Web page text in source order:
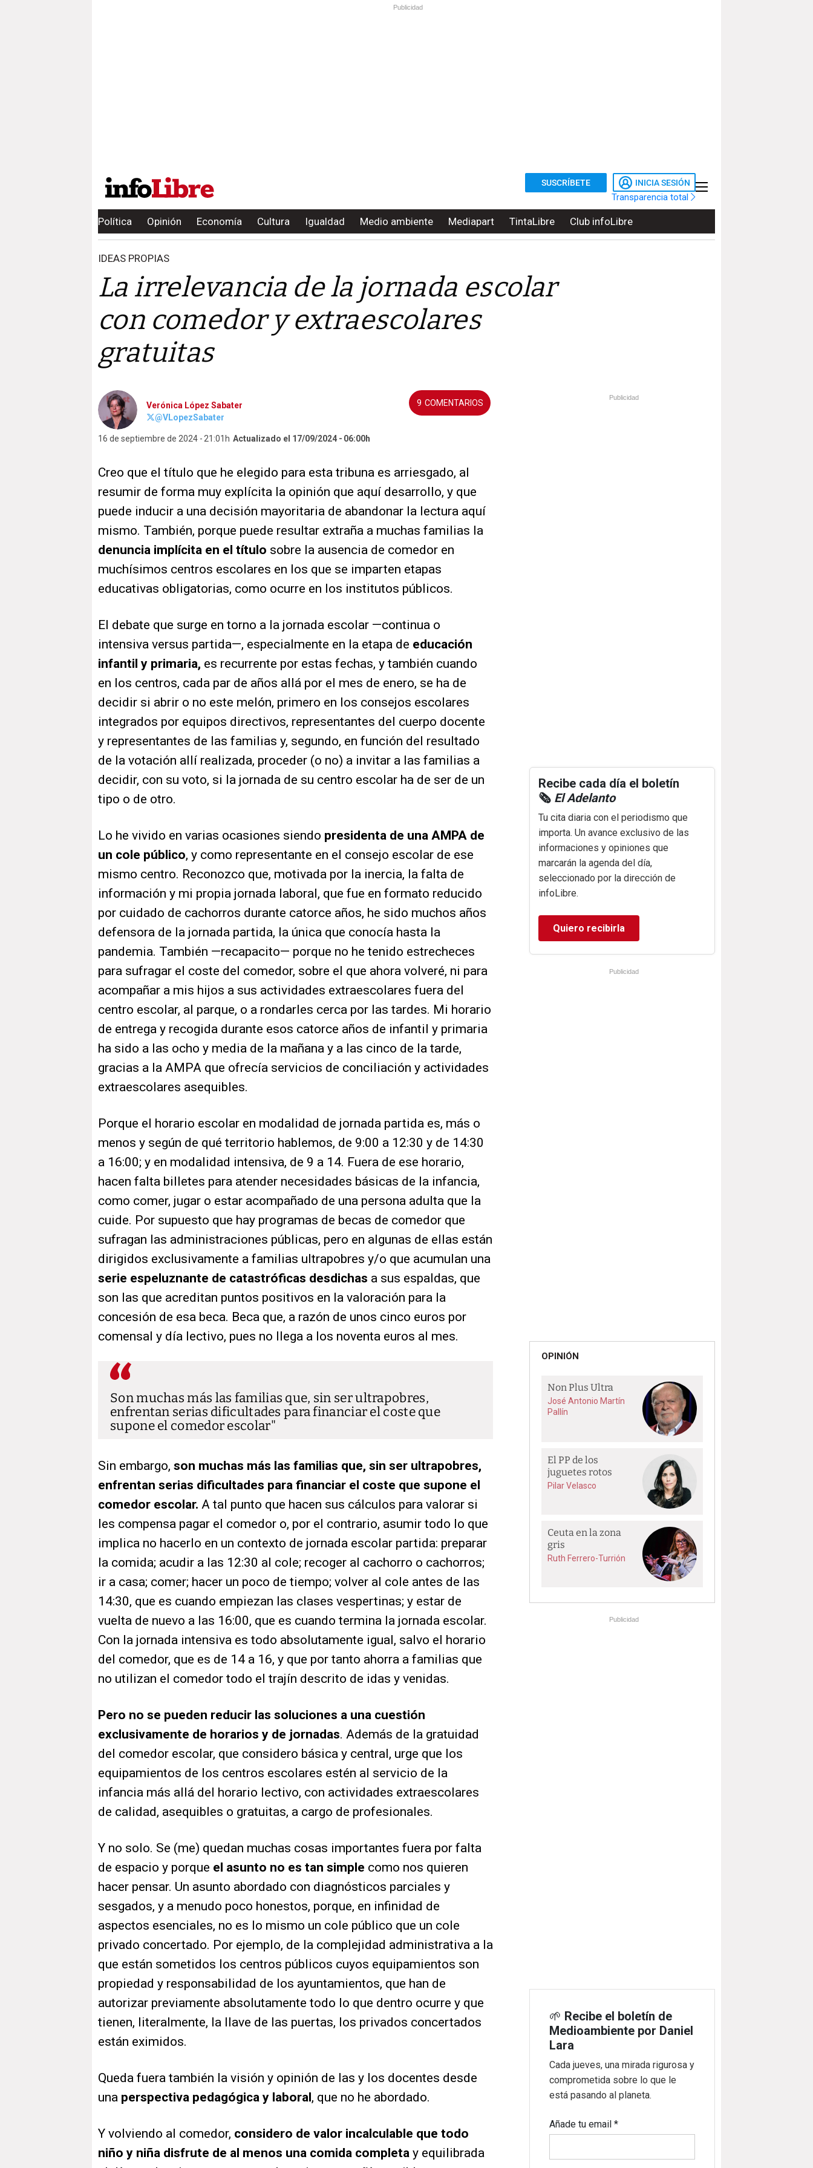
Publicidad
SUSCRÍBETE INICIA SESIÓN
Transparencia total
Política Opinión Economía Cultura Igualdad Medio ambiente Mediapart TintaLibre Club infoLibre
IDEAS PROPIAS
La irrelevancia de la jornada escolar
con comedor y extraescolares
gratuitas
Verónica López Sabater
@VLopezSabater
16 de septiembre de 2024 21:01h Actualizado el 17/09/2024 06:00h
9
Creo que el título que he elegido para esta tribuna es arriesgado, al
resumir de forma muy explícita la opinión que aquí desarrollo, y que
puede inducir a una decisión mayoritaria de abandonar la lectura aquí
mismo. También, porque puede resultar extraña a muchas familias la
denuncia implícita en el título sobre la ausencia de comedor en
muchísimos centros escolares en los que se imparten etapas
educativas obligatorias, como ocurre en los institutos públicos.
El debate que surge en torno a la jornada escolar —continua o
intensiva versus partida—, especialmente en la etapa de educación
infantil y primaria, es recurrente por estas fechas, y también cuando
en los centros, cada par de años allá por el mes de enero, se ha de
decidir si abrir o no este melón, primero en los consejos escolares
integrados por equipos directivos, representantes del cuerpo docente
y representantes de las familias y, segundo, en función del resultado
de la votación allí realizada, proceder (o no) a invitar a las familias a
decidir, con su voto, si la jornada de su centro escolar ha de ser de un
tipo o de otro.
Lo he vivido en varias ocasiones siendo presidenta de una AMPA de
un cole público, y como representante en el consejo escolar de ese
mismo centro. Reconozco que, motivada por la inercia, la falta de
información y mi propia jornada laboral, que fue en formato reducido
por cuidado de cachorros durante catorce años, he sido muchos años
defensora de la jornada partida, la única que conocía hasta la
pandemia. También —recapacito— porque no he tenido estrecheces
para sufragar el coste del comedor, sobre el que ahora volveré, ni para
acompañar a mis hijos a sus actividades extraescolares fuera del
centro escolar, al parque, o a rondarles cerca por las tardes. Mi horario
de entrega y recogida durante esos catorce años de infantil y primaria
ha sido a las ocho y media de la mañana y a las cinco de la tarde,
gracias a la AMPA que ofrecía servicios de conciliación y actividades
extraescolares asequibles.
Porque el horario escolar en modalidad de jornada partida es, más o
menos y según de qué territorio hablemos, de 9:00 a 12:30 y de 14:30
a 16:00; y en modalidad intensiva, de 9 a 14. Fuera de ese horario,
hacen falta billetes para atender necesidades básicas de la infancia,
como comer, jugar o estar acompañado de una persona adulta que la
cuide. Por supuesto que hay programas de becas de comedor que
sufragan las administraciones públicas, pero en algunas de ellas están
dirigidos exclusivamente a familias ultrapobres y/o que acumulan una
serie espeluznante de catastróficas desdichas a sus espaldas, que
son las que acreditan puntos positivos en la valoración para la
concesión de esa beca. Beca que, a razón de unos cinco euros por
comensal y día lectivo, pues no llega a los noventa euros al mes.
Son muchas más las familias que, sin ser ultrapobres,
enfrentan serias dificultades para financiar el coste que
supone el comedor escolar
Sin embargo, son muchas más las familias que, sin ser ultrapobres,
enfrentan serias dificultades para financiar el coste que supone el
comedor escolar. A tal punto que hacen sus cálculos para valorar si
les compensa pagar el comedor o, por el contrario, asumir todo lo que
implica no hacerlo en un contexto de jornada escolar partida: preparar
la comida; acudir a las 12:30 al cole; recoger al cachorro o cachorros;
ir a casa; comer; hacer un poco de tiempo; volver al cole antes de las
14:30, que es cuando empiezan las clases vespertinas; y estar de
vuelta de nuevo a las 16:00, que es cuando termina la jornada escolar.
Con la jornada intensiva es todo absolutamente igual, salvo el horario
del comedor, que es de 14 a 16, y que por tanto ahorra a familias que
no utilizan el comedor todo el trajín descrito de idas y venidas.
Pero no se pueden reducir las soluciones a una cuestión
exclusivamente de horarios y de jornadas. Además de la gratuidad
del comedor escolar, que considero básica y central, urge que los
equipamientos de los centros escolares estén al servicio de la
infancia más allá del horario lectivo, con actividades extraescolares
de calidad, asequibles o gratuitas, a cargo de profesionales.
Y no solo. Se (me) quedan muchas cosas importantes fuera por falta
de espacio y porque el asunto no es tan simple como nos quieren
hacer pensar. Un asunto abordado con diagnósticos parciales y
sesgados, y a menudo poco honestos, porque, en infinidad de
aspectos esenciales, no es lo mismo un cole público que un cole
privado concertado. Por ejemplo, de la complejidad administrativa a la
que están sometidos los centros públicos cuyos equipamientos son
propiedad y responsabilidad de los ayuntamientos, que han de
autorizar previamente absolutamente todo lo que dentro ocurre y que
tienen, literalmente, la llave de las puertas, los privados concertados
están eximidos.
Queda fuera también la visión y opinión de las y los docentes desde
una perspectiva pedagógica y laboral, que no he abordado.
Y volviendo al comedor, considero de valor incalculable que todo
niño y niña disfrute de al menos una comida completa y equilibrada
Publicidad
Recibe cada día el boletín
🗞️ El Adelanto
Tu cita diaria con el periodismo que
importa. Un avance exclusivo de las
informaciones y opiniones que
marcarán la agenda del día,
seleccionado por la dirección de
infoLibre.
Quiero recibirla
Publicidad
OPINIÓN
Non Plus Ultra
José Antonio Martín
Pallín
El PP de los
juguetes rotos
Pilar Velasco
Ceuta en la zona
gris
Ruth Ferrero-Turrión
Publicidad
🌱 Recibe el boletín de
Medioambiente por Daniel
Lara
Cada jueves, una mirada rigurosa y
comprometida sobre lo que le
está pasando al planeta.
Añade tu email*